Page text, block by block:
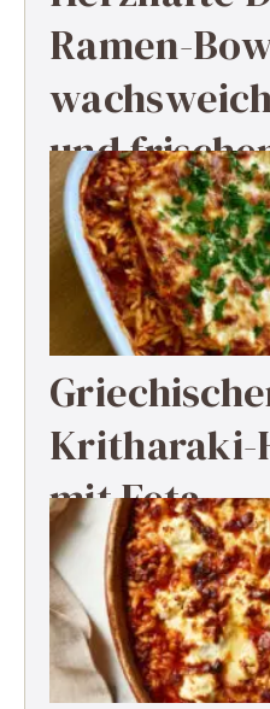
Ramen-
und
Kritharaki-
mit Feta